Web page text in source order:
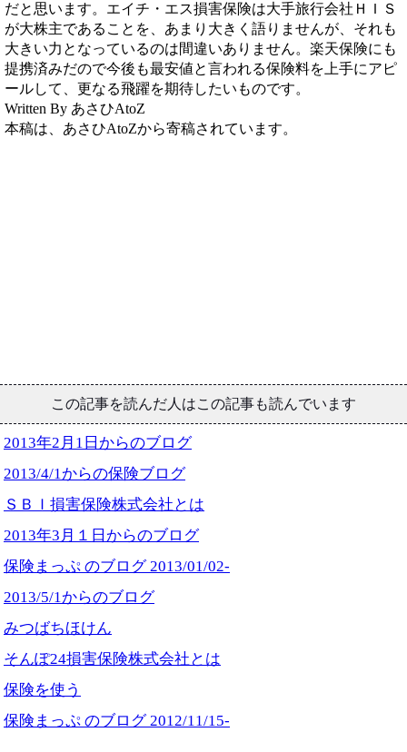
だと思います。エイチ・エス損害保険は大手旅行会社ＨＩＳ
が大株主であることを、あまり大きく語りませんが、それも
大きい力となっているのは間違いありません。楽天保険にも
提携済みだので今後も最安値と言われる保険料を上手にアピ
ールして、更なる飛躍を期待したいものです。
Written By あさひAtoZ
本稿は、あさひAtoZから寄稿されています。
この記事を読んだ人はこの記事も読んでいます
2013年2月1日からのブログ
2013/4/1からの保険ブログ
ＳＢＩ損害保険株式会社とは
2013年3月１日からのブログ
保険まっぷ のブログ 2013/01/02-
2013/5/1からのブログ
みつばちほけん
そんぽ24損害保険株式会社とは
保険を使う
保険まっぷ のブログ 2012/11/15-